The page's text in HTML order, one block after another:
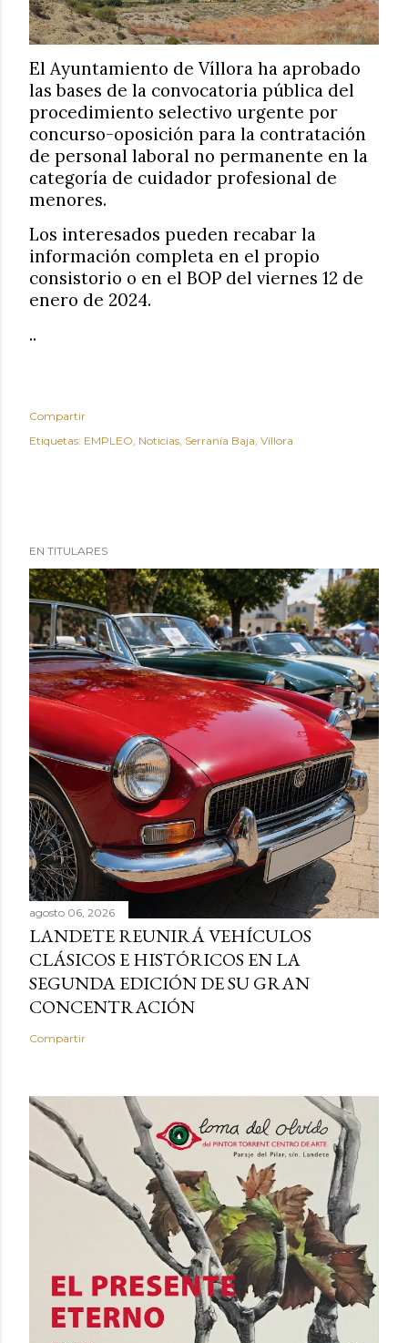
El Ayuntamiento de Víllora ha aprobado
las bases de la convocatoria pública del
procedimiento selectivo urgente por
concurso-oposición para la contratación
de personal laboral no permanente en la
categoría de cuidador profesional de
menores.
Los interesados pueden recabar la
información completa en el propio
consistorio o en el BOP del viernes 12 de
enero de 2024.
..
Compartir
Etiquetas: EMPLEO Noticias Serranía Baja Víllora
EN TITULARES
agosto 06, 2026
LANDETE REUNIRÁ VEHÍCULOS
CLÁSICOS E HISTÓRICOS EN LA
SEGUNDA EDICIÓN DE SU GRAN
CONCENTRACIÓN
Compartir